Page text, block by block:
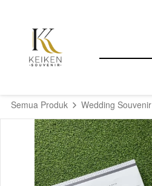
Semua Produk Wedding Souvenir